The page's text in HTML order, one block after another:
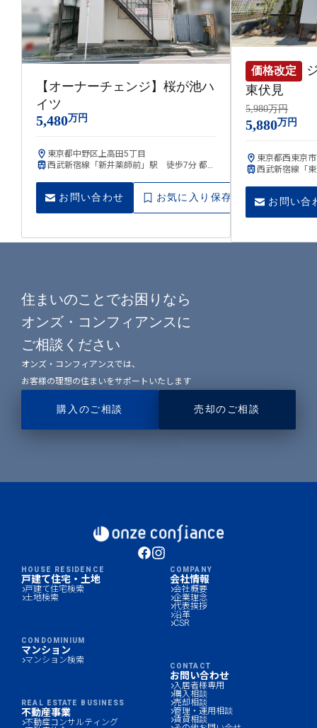
【オーナーチェンジ】桜が池ハ
イツ
5,480万円
東京都中野区上高田5丁目
西武新宿線「新井薬師前」駅 徒歩7分 都営
お問い合わせ お気に入り保存
価格改定
東伏見
5,980万円
5,880万円
東京都西東京
西武新宿線「
お問い合
住まいのことでお困りなら
オンズ・コンフィアンスに
ご相談ください
オンズ・コンフィアンスでは、
お客様の理想の住まいをサポートいたします
購入のご相談 売却のご相談
HOUSE RESIDENCE
戸建て住宅・土地
戸建て住宅検索
土地検索
CONDOMINIUM
マンション
マンション検索
REAL ESTATE BUSINESS
不動産事業
不動産コンサルティング
COMPANY
会社情報
会社概要
企業理念
代表挨拶
沿革
CSR
CONTACT
お問い合わせ
入居者様専用
購入相談
売却相談
管理・運用相談
賃貸相談